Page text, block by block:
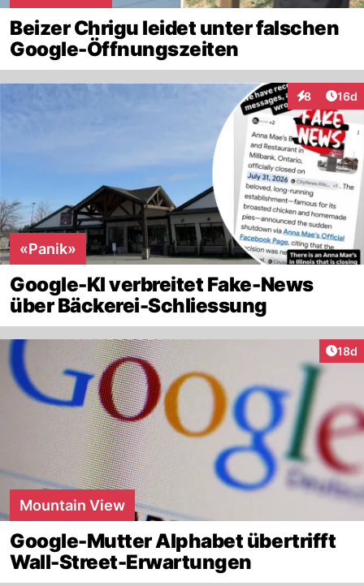
Beizer Chrigu leidet unter falschen
Google-Öffnungszeiten
8
Interaktionen
16d
«Panik»
Google-KI verbreitet Fake-News
über Bäckerei-Schliessung
18d
Mountain View
Google-Mutter Alphabet übertrifft
Wall-Street-Erwartungen